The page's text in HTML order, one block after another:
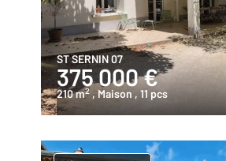
ST SERNIN 07
375 000 €
210 m2 , Maison , 11 pcs